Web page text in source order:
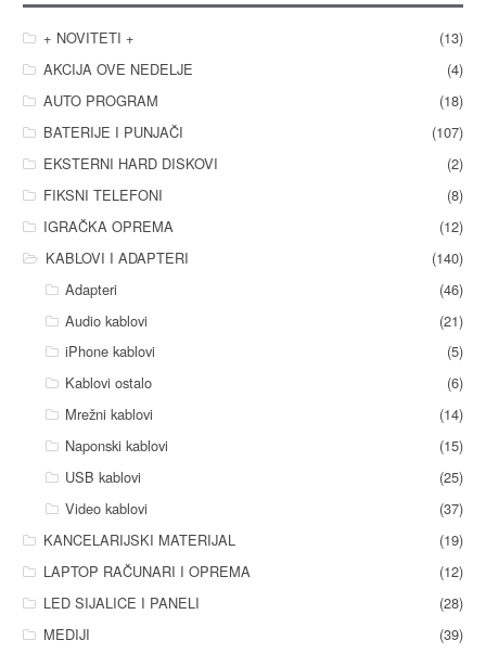
+ NOVITETI +
(13)
AKCIJA OVE NEDELJE
(4)
AUTO PROGRAM
(18)
BATERIJE I PUNJAČI
(107)
EKSTERNI HARD DISKOVI
(2)
FIKSNI TELEFONI
(8)
IGRAČKA OPREMA
(12)
KABLOVI I ADAPTERI
(140)
Adapteri
(46)
Audio kablovi
(21)
iPhone kablovi
(5)
Kablovi ostalo
(6)
Mrežni kablovi
(14)
Naponski kablovi
(15)
USB kablovi
(25)
Video kablovi
(37)
KANCELARIJSKI MATERIJAL
(19)
LAPTOP RAČUNARI I OPREMA
(12)
LED SIJALICE I PANELI
(28)
MEDIJI
(39)